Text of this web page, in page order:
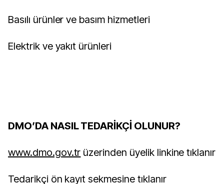
Basılı ürünler ve basım hizmetleri
Elektrik ve yakıt ürünleri
DMO’DA NASIL TEDARİKÇİ OLUNUR?
www.dmo.gov.tr üzerinden üyelik linkine tıklanır
Tedarikçi ön kayıt sekmesine tıklanır